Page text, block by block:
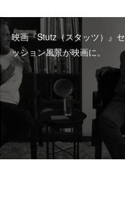
映画『Stutz（スタッツ）』セ
ッション風景が映画に。